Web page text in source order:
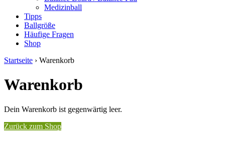
Medizinball
Tipps
Ballgröße
Häufige Fragen
Shop
Startseite › Warenkorb
Warenkorb
Dein Warenkorb ist gegenwärtig leer.
Zurück zum Shop